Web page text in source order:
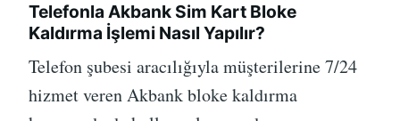
Telefonla Akbank Sim Kart Bloke
Kaldırma İşlemi Nasıl Yapılır?
Telefon şubesi aracılığıyla müşterilerine 7/24
hizmet veren Akbank bloke kaldırma